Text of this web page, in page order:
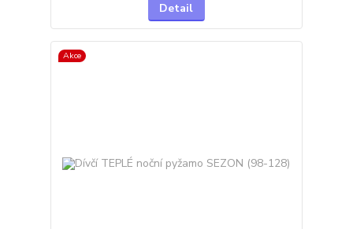
Detail
Akce